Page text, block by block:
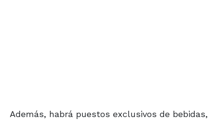
Además, habrá puestos exclusivos de bebidas,